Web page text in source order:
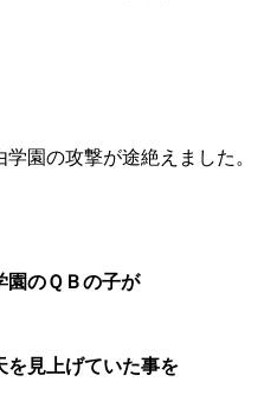
園の攻撃が途絶えました。
園のＱＢの子が
を見上げていた事を